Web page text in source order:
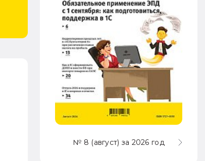
№ 8 (август) за 2026 год